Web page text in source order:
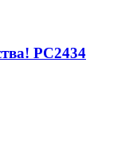
PC2434